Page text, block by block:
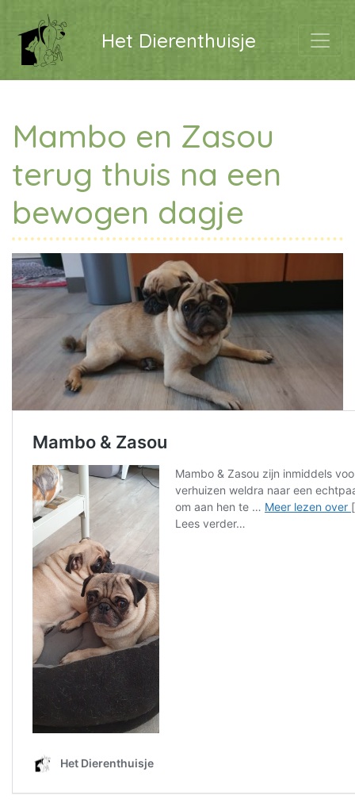
Het Dierenthuisje
Mambo en Zasou
terug thuis na een
bewogen dagje